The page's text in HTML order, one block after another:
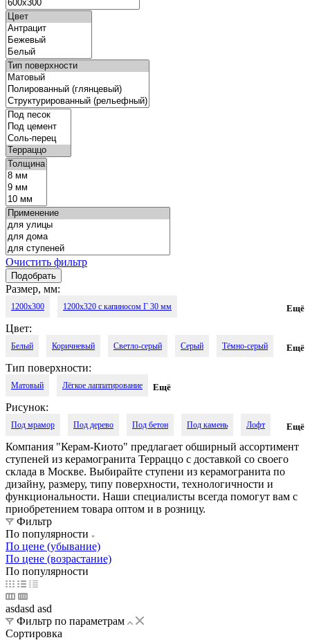
Очистить фильтр
Размер, мм:
1200x300 1200x320 с капиносом Г 30 мм
1200x330 с капиносом П 30 мм
Ещё
Цвет:
Белый Коричневый Светло-серый Серый Тёмно-серый
Чёрный
Ещё
Тип поверхности:
Матовый Лёгкое лаппатирование Ещё
Рисунок:
Под мрамор Под дерево Под бетон Под камень Лофт
Под оникс Моноколор Калакатта Под травертин
В полоску Под гальку Под гранит Под песок
Под цемент Соль-перец Терраццо
Ещё
Компания "Керам-Киото" предлагает обширный ассортимент
ступеней из керамогранита Терраццо с доставкой со своего
склада в Москве. Выбирайте ступени из керамогранита по
дизайну, размеру, типу поверхности, технологичности и
функциональности. Наши специалисты всегда помогут вам с
приобретением товара оптом и в розницу.
Фильтр
По популярности
По цене (убывание)
По цене (возрастание)
По популярности
asdasd asd
Фильтр по параметрам
Сортировка